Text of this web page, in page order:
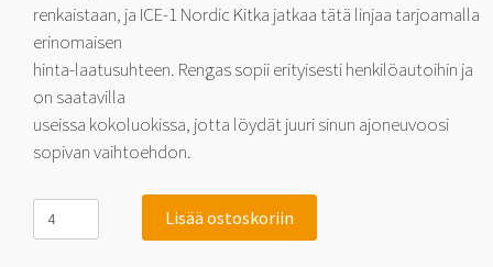
renkaistaan, ja ICE-1 Nordic Kitka jatkaa tätä linjaa tarjoamalla
erinomaisen
hinta-laatusuhteen. Rengas sopii erityisesti henkilöautoihin ja
on saatavilla
useissa kokoluokissa, jotta löydät juuri sinun ajoneuvoosi
sopivan vaihtoehdon.
Nankang
ICE-
1
Lisää ostoskoriin